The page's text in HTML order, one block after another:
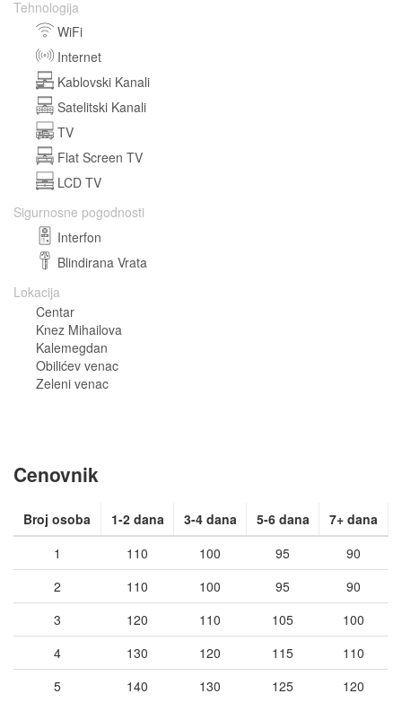
Tehnologija
WiFi
Internet
Kablovski Kanali
Satelitski Kanali
TV
Flat Screen TV
LCD TV
Sigurnosne pogodnosti
Interfon
Blindirana Vrata
Lokacija
Centar
Knez Mihailova
Kalemegdan
Obilićev venac
Zeleni venac
Cenovnik
Broj osoba 1-2 dana 3-4 dana 5-6 dana
7+ dana
1
110 100 95
90
2
110 100 95
90
3
120 110 105
100
4
130 120 115
110
5
140 130 125 120